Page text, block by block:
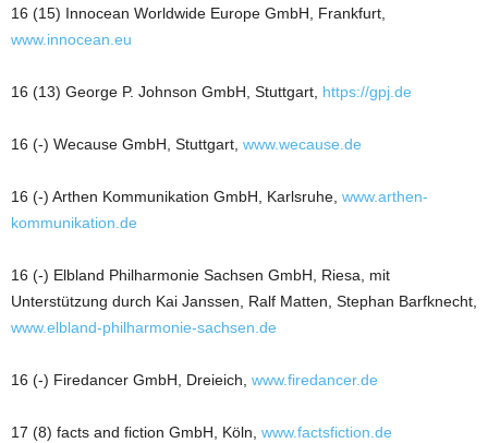
16 (15) Innocean Worldwide Europe GmbH, Frankfurt,
www.innocean.eu
16 (13) George P. Johnson GmbH, Stuttgart, https://gpj.de
16 (-) Wecause GmbH, Stuttgart, www.wecause.de
16 (-) Arthen Kommunikation GmbH, Karlsruhe, www.arthen-
kommunikation.de
16 (-) Elbland Philharmonie Sachsen GmbH, Riesa, mit
Unterstützung durch Kai Janssen, Ralf Matten, Stephan Barfknecht,
www.elbland-philharmonie-sachsen.de
16 (-) Firedancer GmbH, Dreieich, www.firedancer.de
17 (8) facts and fiction GmbH, Köln, www.factsfiction.de